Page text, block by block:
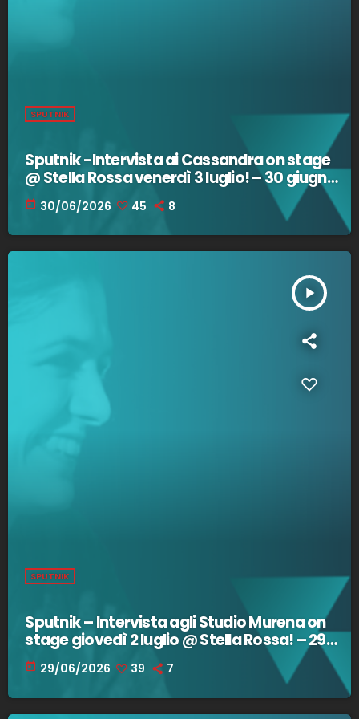
SPUTNIK
Sputnik -Intervista ai Cassandra on stage
@ Stella Rossa venerdì 3 luglio! – 30 giugno
2026
today 30/06/2026 45 8
play_arrow
SPUTNIK
Sputnik – Intervista agli Studio Murena on
stage giovedì 2 luglio @ Stella Rossa! – 29
giugno 2026
today 29/06/2026 39 7